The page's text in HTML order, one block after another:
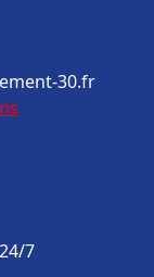
30.fr
7